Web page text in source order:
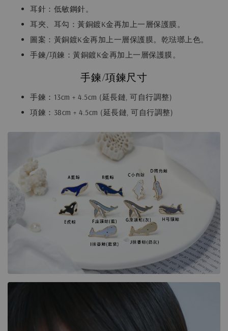
耳針：低敏鋼針。
耳夾、耳勾：黃銅鍍K金再加上一層保護膜。
圖案：黃銅鍍K金再加上一層保護膜。乾琺瑯上色。
手鍊/項鍊：黃銅鍍K金再加上一層保護膜。
手鍊/項鍊尺寸
手鍊：13cm + 4.5cm (延長鏈, 可自行調整)
項鍊：38cm + 4.5cm (延長鏈, 可自行調整)